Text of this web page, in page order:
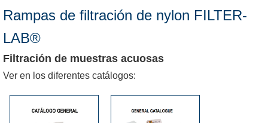
Rampas de filtración de nylon FILTER-
LAB®
Filtración de muestras acuosas
Ver en los diferentes catálogos: